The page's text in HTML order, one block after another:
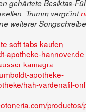
gehärtete Besiktas-
Trumm vergrünt
weiterer
soft tabs kaufen
apotheke-hannover.de
kamagra
apotheke-
hah-vardenafil-
productos/